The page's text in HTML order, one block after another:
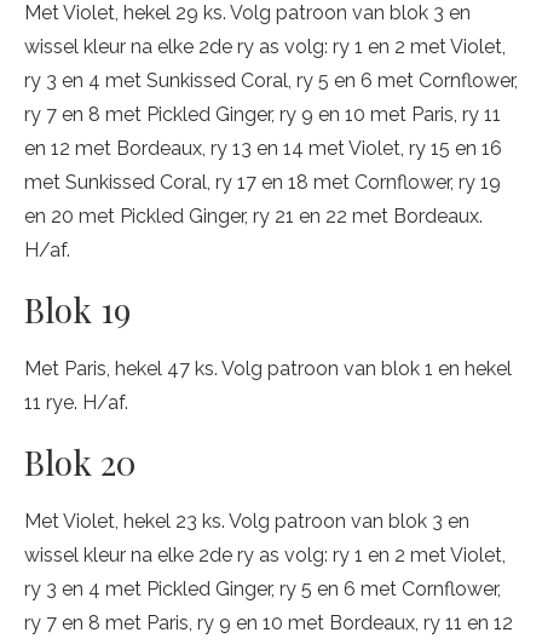
Met Violet, hekel 29 ks. Volg patroon van blok 3 en
wissel kleur na elke 2de ry as volg: ry 1 en 2 met Violet,
ry 3 en 4 met Sunkissed Coral, ry 5 en 6 met Cornflower,
ry 7 en 8 met Pickled Ginger, ry 9 en 10 met Paris, ry 11
en 12 met Bordeaux, ry 13 en 14 met Violet, ry 15 en 16
met Sunkissed Coral, ry 17 en 18 met Cornflower, ry 19
en 20 met Pickled Ginger, ry 21 en 22 met Bordeaux.
H/af.
Blok 19
Met Paris, hekel 47 ks. Volg patroon van blok 1 en hekel
11 rye. H/af.
Blok 20
Met Violet, hekel 23 ks. Volg patroon van blok 3 en
wissel kleur na elke 2de ry as volg: ry 1 en 2 met Violet,
ry 3 en 4 met Pickled Ginger, ry 5 en 6 met Cornflower,
ry 7 en 8 met Paris, ry 9 en 10 met Bordeaux, ry 11 en 12